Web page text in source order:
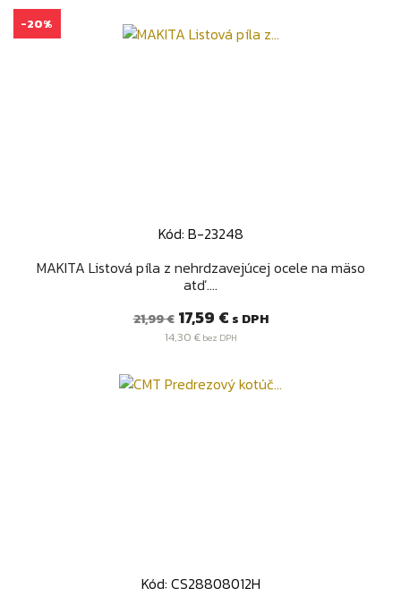
Kód: B-23248
MAKITA Listová píla z nehrdzavejúcej ocele na mäso
atď....
Bežná
cena
21,99 € Cena
17,59 € s DPH
14,30 €bez DPH
-20%
Kód: CS28808012H